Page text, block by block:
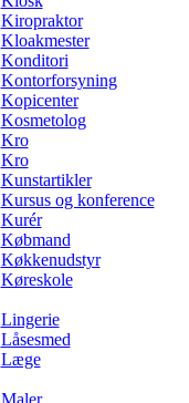
Kiropraktor
Kloakmester
Konditori
Kontorforsyning
Kopicenter
Kosmetolog
Kro
Kro
Kunstartikler
Kursus og konference
Kurér
Købmand
Køkkenudstyr
Køreskole
Lingerie
Låsesmed
Læge
Maler